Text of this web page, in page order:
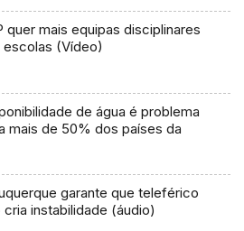
quer mais equipas disciplinares
escolas (Vídeo)
de água é problema
mais de 50% dos países da
garante que teleférico
cria instabilidade (áudio)